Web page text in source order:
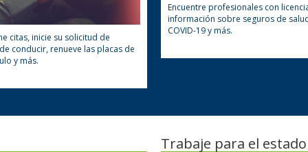
citas, inicie su solicitud de
conducir, renueve las placas de
y más.
Encuentre profesionales con
información sobre seguros de
COVID-19 y más.
Trabaje para el estado